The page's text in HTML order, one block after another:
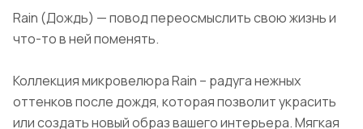
Rain (Дождь) — повод переосмыслить свою жизнь и
что-то в ней поменять.
Коллекция микровелюра Rain – радуга нежных
оттенков после дождя, которая позволит украсить
или создать новый образ вашего интерьера. Мягкая